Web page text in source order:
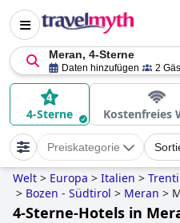
Meran, 4-Sterne
Daten hinzufügen 2
4-Sterne Kostenfreies
Preiskategorie
Welt > Europa > Italien >
> Bozen - Südtirol > Meran >
4-Sterne-Hotels in